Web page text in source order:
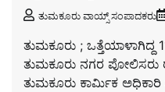
ತುಮಕೂರು ವಾಯ್ಸ್ ಸಂಪಾದಕರು
ತುಮಕೂರು ; ಒತ್ತೆಯಾಳಾಗಿದ್ದ
ತುಮಕೂರು ನಗರ ಪೋಲಿಸರು
ತುಮಕೂರು ಕಾರ್ಮಿಕ ಅಧಿಕಾರಿ